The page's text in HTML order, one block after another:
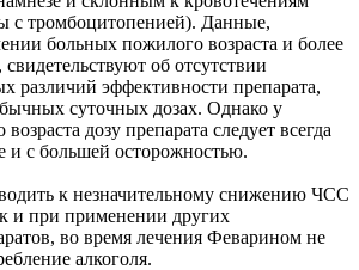
с тромбоцитопенией). Данные,
больных пожилого возраста и более
об отсутствии
различий эффективности препарата,
суточных дозах. Однако у
дозу препарата следует всегда
и с большей осторожностью.
к незначительному снижению ЧСС
и при применении других
во время лечения Феварином не
алкоголя.